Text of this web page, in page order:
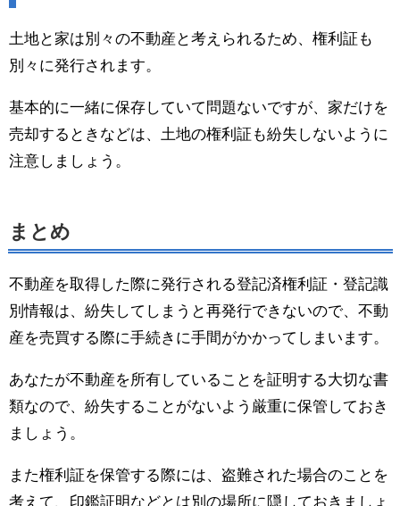
土地と家は別々の不動産と考えられるため、権利証も
別々に発行されます。
基本的に一緒に保存していて問題ないですが、家だけを
売却するときなどは、土地の権利証も紛失しないように
注意しましょう。
まとめ
不動産を取得した際に発行される登記済権利証・登記識
別情報は、紛失してしまうと再発行できないので、不動
産を売買する際に手続きに手間がかかってしまいます。
あなたが不動産を所有していることを証明する大切な書
類なので、紛失することがないよう厳重に保管しておき
ましょう。
また権利証を保管する際には、盗難された場合のことを
考えて、印鑑証明などとは別の場所に隠しておきましょ